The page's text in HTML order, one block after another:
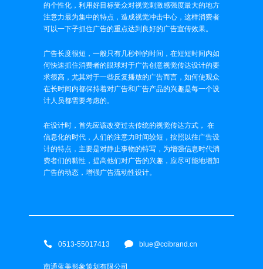
的个性化，利用好目标受众对视觉刺激感强度最大的地方
注意力最为集中的特点，造成视觉冲击中心，这样消费者
可以一下子抓住广告的重点达到良好的广告宣传效果。
广告长度很短，一般只有几秒钟的时间，在短短时间内如
何快速抓住消费者的眼球对于广告创意视觉传达设计的要
求很高，尤其对于一些反复播放的广告而言，如何使观众
在长时间内都保持着对广告和广告产品的兴趣是每一个设
计人员都需要考虑的。
在设计时，首先应该改变过去传统的视觉传达方式， 在
信息化的时代，人们的注意力时间较短，按照以往广告设
计的特点，主要是对静止事物的特写，为增强信息时代消
费者们的黏性，提高他们对广告的兴趣，应尽可能地增加
广告的动态，增强广告流动性设计。
0513-55017413 blue@ccibrand.cn
南通蓝美形象策划有限公司